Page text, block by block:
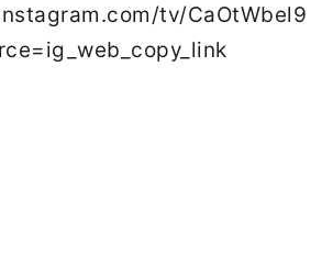
tv/CaOtWbel9